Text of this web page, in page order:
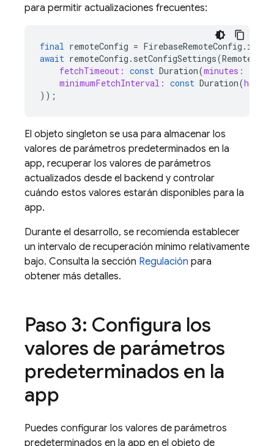
para permitir actualizaciones frecuentes:
final remoteConfig = FirebaseRemoteConfig .
await remoteConfig . setConfigSettings(
fetchTimeout: const Duration(minutes:
minimumFetchInterval: const Duration(hours:
));
El objeto singleton se usa para almacenar los
valores de parámetros predeterminados en la
app, recuperar los valores de parámetros
actualizados desde el backend y controlar
cuándo estos valores estarán disponibles para la
app.
Durante el desarrollo, se recomienda establecer
un intervalo de recuperación mínimo relativamente
bajo. Consulta la sección Regulación para
obtener más detalles.
Paso 3: Configura los
valores de parámetros
predeterminados en la
app
Puedes configurar los valores de parámetros
predeterminados en la app en el objeto de